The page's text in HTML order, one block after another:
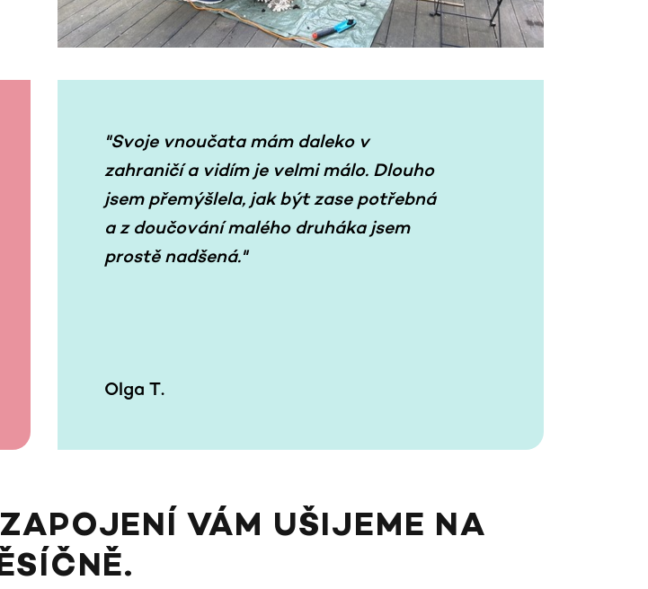
"Svoje vnoučata mám daleko v
zahraničí a vidím je velmi málo. Dlouho
jsem přemýšlela, jak být zase potřebná
a z doučování malého druháka jsem
prostě nadšená."
Olga T.
VÁM UŠIJEME NA